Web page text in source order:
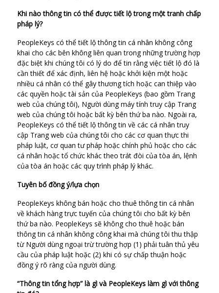
Khi nào thông tin có thể được tiết lộ trong một tranh chấp
pháp lý?
PeopleKeys có thể tiết lộ thông tin cá nhân không công
khai cho các bên không liên quan trong những trường hợp
đặc biệt khi chúng tôi có lý do để tin rằng việc tiết lộ đó là
cần thiết để xác định, liên hệ hoặc khởi kiện một hoặc
nhiều cá nhân có thể gây thương tích hoặc can thiệp vào
các quyền hoặc tài sản của PeopleKeys (bao gồm Trang
web của chúng tôi), Người dùng máy tính truy cập Trang
web của chúng tôi hoặc bất kỳ bên thứ ba nào. Ngoài ra,
PeopleKeys có thể tiết lộ thông tin về các cá nhân truy
cập Trang web của chúng tôi cho các cơ quan thực thi
pháp luật, cơ quan tư pháp hoặc chính phủ hoặc cho các
cá nhân hoặc tổ chức khác theo trát đòi của tòa án, lệnh
của tòa án hoặc các quy trình pháp lý khác.
Tuyên bố đồng ý/lựa chọn
PeopleKeys không bán hoặc cho thuê thông tin cá nhân
về khách hàng trực tuyến của chúng tôi cho bất kỳ bên
thứ ba nào. PeopleKeys sẽ không cho thuê hoặc bán
thông tin cá nhân không công khai mà chúng tôi thu thập
từ Người dùng ngoại trừ trường hợp (1) phải tuân thủ yêu
cầu của pháp luật hoặc (2) khi có sự chấp thuận hoặc
đồng ý rõ ràng của người dùng.
“Thông tin tổng hợp” là gì và PeopleKeys làm gì với thông